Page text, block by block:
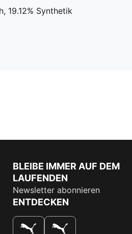
19.12% Synthetik
BLEIBE IMMER AUF DEM
LAUFENDEN
Newsletter abonnieren
ENTDECKEN